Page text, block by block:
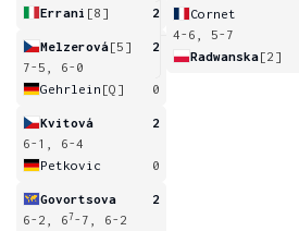
Errani [8] 2
Melzerová[5]
2
7-5, 6-0
Gehrlein [Q] 0
Kvitová
2
6-1, 6-4
Petkovic
0
Govortsova
2
6-2, 67-7, 6-2
Cornet
4-6, 5-7
Radwanska[2]